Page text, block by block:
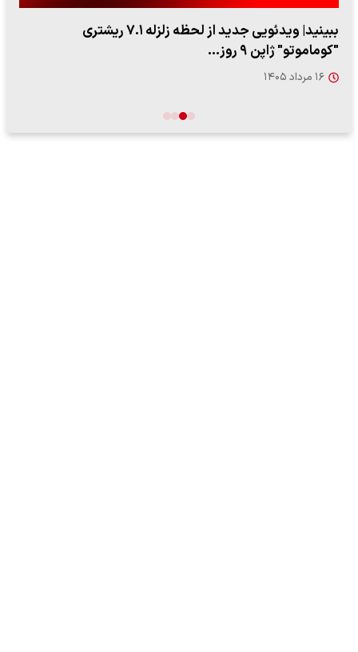
ببینید| ویدئویی جدید از لحظه زلزله ۷.۱ ریشتری
"کوماموتو" ژاپن ۹ روز…
۱۶ مرداد ۱۴۰۵